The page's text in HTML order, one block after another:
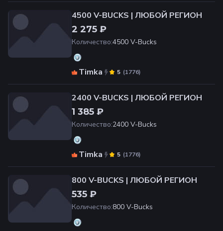
4500 V-BUCKS | ЛЮБОЙ РЕГИОН
2 275 ₽
Количество:4500 V-Bucks
Timka (1776)
5
2400 V-BUCKS | ЛЮБОЙ РЕГИОН
1 385 ₽
Количество:2400 V-Bucks
Timka (1776)
5
800 V-BUCKS | ЛЮБОЙ РЕГИОН
535 ₽
Количество:800 V-Bucks